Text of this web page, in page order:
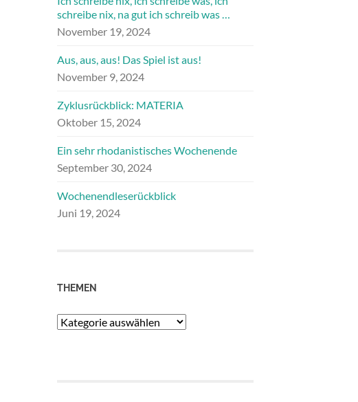
schreibe nix, na gut ich schreib was …
November 19, 2024
Aus, aus, aus! Das Spiel ist aus!
November 9, 2024
Zyklusrückblick: MATERIA
Oktober 15, 2024
Ein sehr rhodanistisches Wochenende
September 30, 2024
Wochenendleserückblick
Juni 19, 2024
THEMEN
Themen